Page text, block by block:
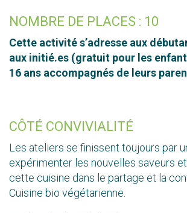
NOMBRE DE PLACES : 10
Cette activité s’adresse aux
aux initié.es (gratuit pour les
16 ans accompagnés de leurs
CÔTÉ CONVIVIALITÉ
Les ateliers se finissent toujours par
expérimenter les nouvelles saveurs
cette cuisine dans le partage et la
Cuisine bio végétarienne.